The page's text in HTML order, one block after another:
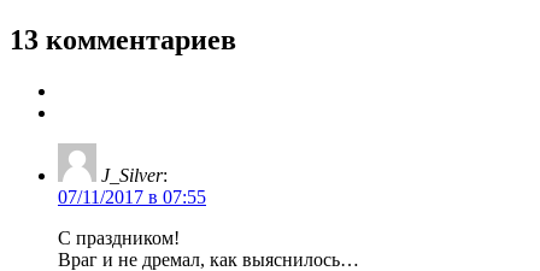
13 комментариев
J_Silver:
07/11/2017 в 07:55
С праздником!
Враг и не дремал, как выяснилось…